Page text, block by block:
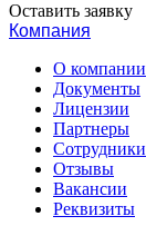
Оставить заявку
Компания
О компании
Документы
Лицензии
Партнеры
Сотрудники
Отзывы
Вакансии
Реквизиты